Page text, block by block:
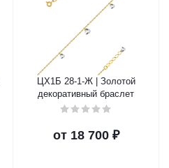
ЦХ1Б 28-1-Ж | Золотой
декоративный браслет
от 18 700 ₽